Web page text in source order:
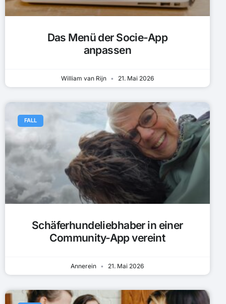
Das Menü der Socie-App
anpassen
William van Rijn 21. Mai 2026
FALL
Schäferhundeliebhaber in einer
Community-App vereint
Annerein 21. Mai 2026